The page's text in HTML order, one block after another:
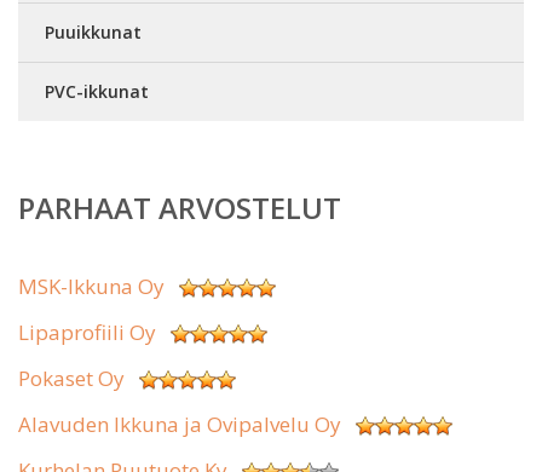
Puuikkunat
PVC-ikkunat
PARHAAT ARVOSTELUT
MSK-Ikkuna Oy
Lipaprofiili Oy
Pokaset Oy
Alavuden Ikkuna ja Ovipalvelu Oy